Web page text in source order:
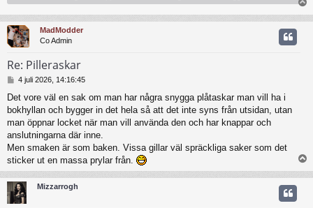
p
p
MadModder
Co Admin
Re: Pilleraskar
l
ä
g
g
4 juli 2026, 14:16:45
Det vore väl en sak om man har några snygga plåtaskar man vill ha i
bokhyllan och bygger in det hela så att det inte syns från utsidan, utan
man öppnar locket när man vill använda den och har knappar och
anslutningarna där inne.
Men smaken är som baken. Vissa gillar väl spräckliga saker som det
sticker ut en massa prylar från.
p
p
Mizzarrogh